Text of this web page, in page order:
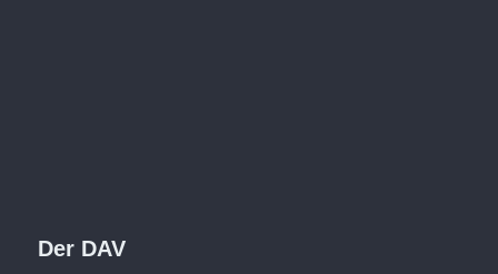
Der DAV